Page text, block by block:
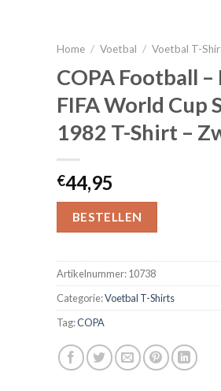
Home / Voetbal / Voetbal T-
COPA Football –
FIFA World Cup
1982 T-Shirt –
€44,95
BESTELLEN
Artikelnummer:10738
Categorie:Voetbal T-Shirts
Tag:COPA